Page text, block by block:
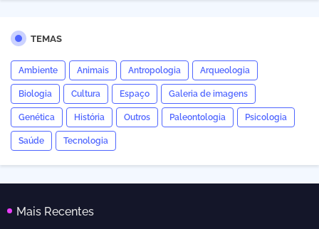
TEMAS
Ambiente Animais Antropologia Arqueologia
Biologia Cultura Espaço Galeria de imagens
Genética História Outros Paleontologia Psicologia
Saúde Tecnologia
Mais Recentes